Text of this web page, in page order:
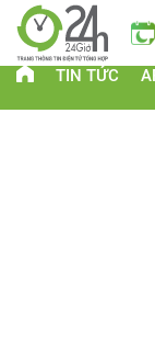
vàng Lịch
TIN TỨC